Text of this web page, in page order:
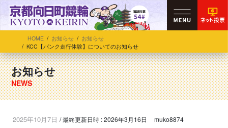
HOME お知らせ
お知らせ
KCC【バンク走行体験】についてのお知らせ
お知らせ
2025年10月7日 / 最終更新日時 :2026年3月16日 muko8874